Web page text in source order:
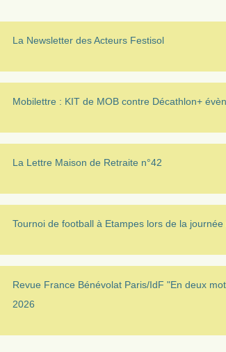
La Newsletter des Acteurs Festisol
Mobilettre : KIT de MOB contre Décathlon+
La Lettre Maison de Retraite n°42
Tournoi de football à Etampes lors de la
Revue France Bénévolat Paris/IdF "En deux
2026